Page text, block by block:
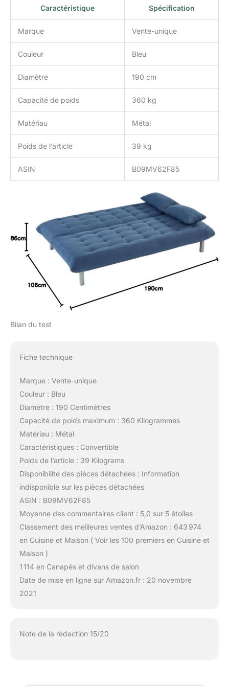
Caractéristique Spécification
Marque Vente-unique
Couleur Bleu
Diamètre 190 cm
Capacité de poids 360 kg
Matériau Métal
Poids de l’article 39 kg
ASIN B09MV62F85
Bilan du test
Fiche technique
Marque : Vente-unique
Couleur : Bleu
Diamètre : 190 Centimètres
Capacité de poids maximum : 360 Kilogrammes
Matériau : Métal
Caractéristiques : Convertible
Poids de l’article : 39 Kilograms
Disponibilité des pièces détachées : Information
indisponible sur les pièces détachées
ASIN : B09MV62F85
Moyenne des commentaires client : 5,0 sur 5 étoiles
Classement des meilleures ventes d’Amazon : 643 974
en Cuisine et Maison ( Voir les 100 premiers en Cuisine et
Maison )
1 114 en Canapés et divans de salon
Date de mise en ligne sur Amazon.fr : 20 novembre
2021
Note de la rédaction 15/20